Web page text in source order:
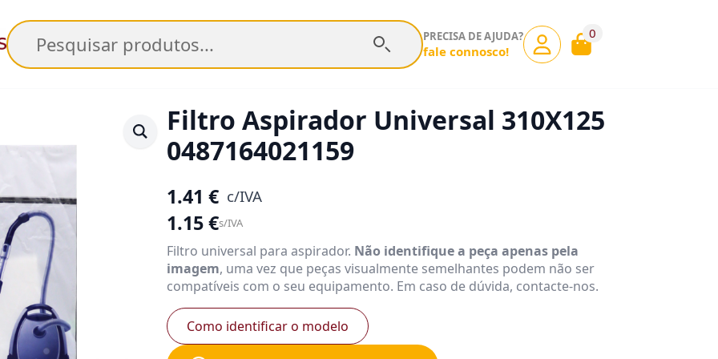
Pesquisar PRECISA DE AJUDA?
fale connosco!
0
Filtro Aspirador Universal 310X125
0487164021159
1.41 € c/IVA
1.15€s/IVA
Filtro universal para aspirador. Não identifique a peça apenas pela
imagem, uma vez que peças visualmente semelhantes podem não ser
compatíveis com o seu equipamento. Em caso de dúvida, contacte-nos.
Como identificar o modelo